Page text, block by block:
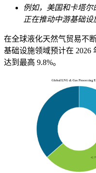
例如，美国和卡塔
正在推动中游基础设
在全球液化天然气贸易不
基础设施领域预计在 2026
达到最高 9.8%。